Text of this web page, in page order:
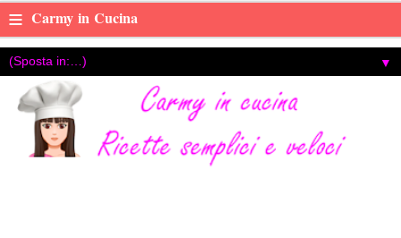
≡ Carmy in Cucina
▼